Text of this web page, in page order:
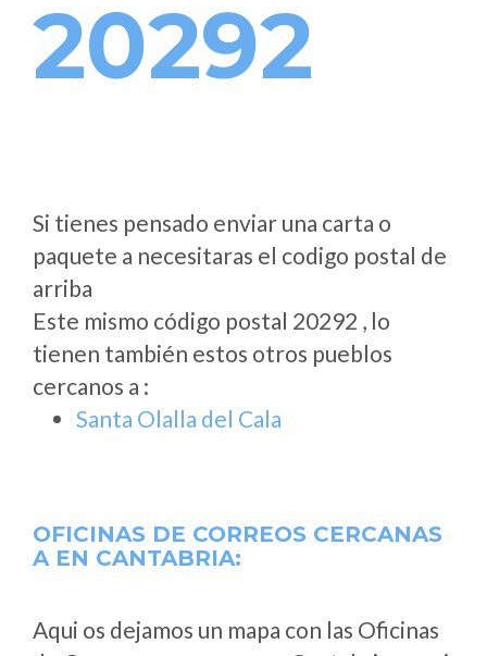
20292
Si tienes pensado enviar una carta o
paquete a necesitaras el codigo postal de
arriba
Este mismo código postal 20292 , lo
tienen también estos otros pueblos
cercanos a :
Santa Olalla del Cala
OFICINAS DE CORREOS CERCANAS
A EN CANTABRIA:
Aqui os dejamos un mapa con las Oficinas